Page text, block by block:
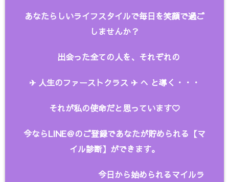
あなたらしいライフスタイルで毎日を笑顔で過ご
しませんか？
出会った全ての人を、 それぞれの
✈︎ 人生のファーストクラス ✈︎ へ と導く・・・
それが私の使命だと思っています♡
今ならLINE＠のご登録であなたが貯められる【マ
イル診断】ができます。
今日から始められるマイルラ